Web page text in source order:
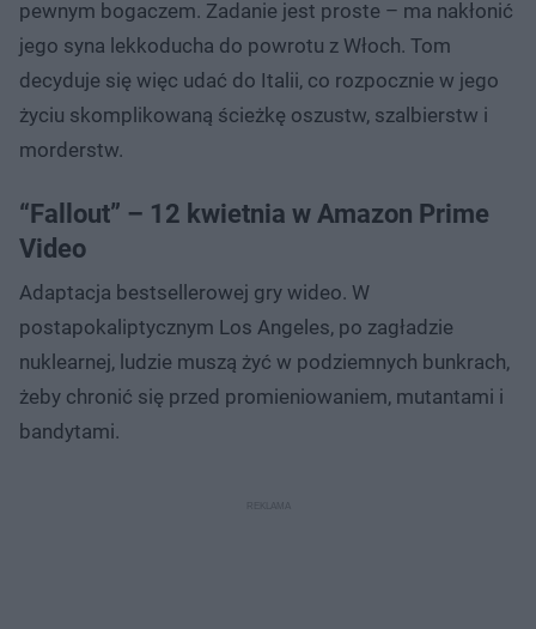
pewnym bogaczem. Zadanie jest proste – ma nakłonić
jego syna lekkoducha do powrotu z Włoch. Tom
decyduje się więc udać do Italii, co rozpocznie w jego
życiu skomplikowaną ścieżkę oszustw, szalbierstw i
morderstw.
“Fallout” – 12 kwietnia w Amazon Prime
Video
Adaptacja bestsellerowej gry wideo. W
postapokaliptycznym Los Angeles, po zagładzie
nuklearnej, ludzie muszą żyć w podziemnych bunkrach,
żeby chronić się przed promieniowaniem, mutantami i
bandytami.